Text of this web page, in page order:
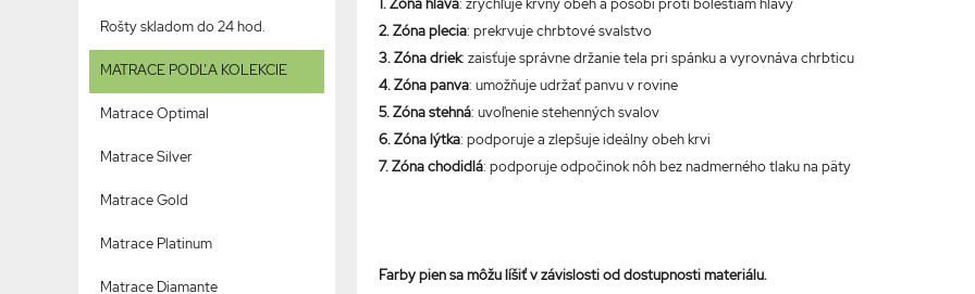
Rošty skladom do 24 hod.
MATRACE PODĽA KOLEKCIE
Matrace Optimal
Matrace Silver
Matrace Gold
Matrace Platinum
Matrace Diamante
1. Zóna hlava: zrýchľuje krvný obeh a pôsobí proti bolestiam hlavy
2. Zóna plecia: prekrvuje chrbtové svalstvo
3. Zóna driek: zaisťuje správne držanie tela pri spánku a vyrovnáva chrbticu
4. Zóna panva: umožňuje udržať panvu v rovine
5. Zóna stehná: uvoľnenie stehenných svalov
6. Zóna lýtka: podporuje a zlepšuje ideálny obeh krvi
7. Zóna chodidlá: podporuje odpočinok nôh bez nadmerného tlaku na päty
Farby pien sa môžu líšiť v závislosti od dostupnosti materiálu.